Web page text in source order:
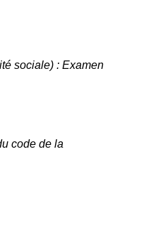
sociale) : Examen
code de la